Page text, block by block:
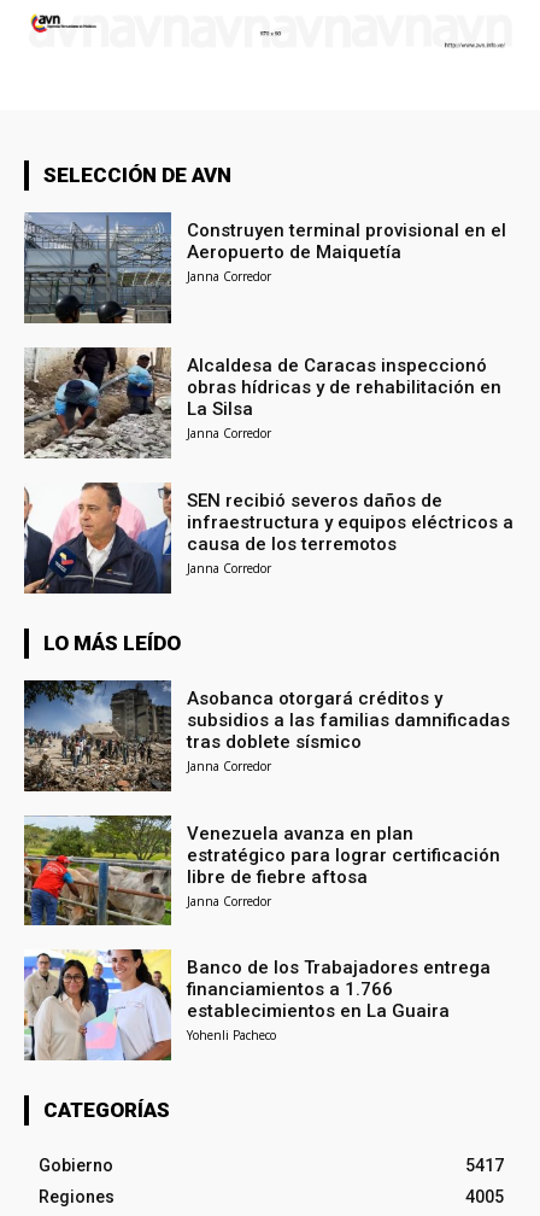
SELECCIÓN DE AVN
Construyen terminal provisional en el
Aeropuerto de Maiquetía
Janna Corredor
Alcaldesa de Caracas inspeccionó
obras hídricas y de rehabilitación en
La Silsa
Janna Corredor
SEN recibió severos daños de
infraestructura y equipos eléctricos a
causa de los terremotos
Janna Corredor
LO MÁS LEÍDO
Asobanca otorgará créditos y
subsidios a las familias damnificadas
tras doblete sísmico
Janna Corredor
Venezuela avanza en plan
estratégico para lograr certificación
libre de fiebre aftosa
Janna Corredor
Banco de los Trabajadores entrega
financiamientos a 1.766
establecimientos en La Guaira
Yohenli Pacheco
CATEGORÍAS
Gobierno
5417
Regiones
4005